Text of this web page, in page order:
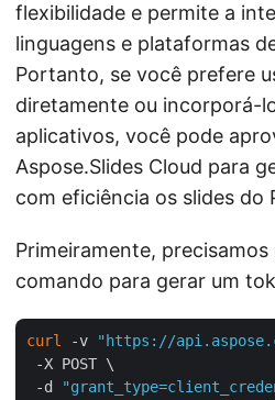
flexibilidade e permite a
linguagens e plataformas
Portanto, se você prefere
diretamente ou incorporá-
aplicativos, você pode
Aspose.Slides Cloud para
com eficiência os slides do
Primeiramente,
comando para gerar um
curl -v "https://
-X POST \
-d